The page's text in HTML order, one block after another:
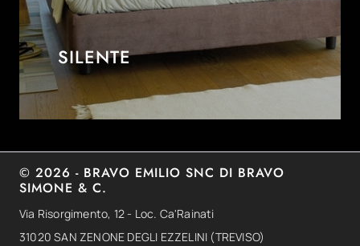
SILENTE
© 2026 - BRAVO EMILIO SNC DI BRAVO
SIMONE & C.
Via Risorgimento, 12 - Loc. Ca'Rainati
31020 SAN ZENONE DEGLI EZZELINI (TREVISO)